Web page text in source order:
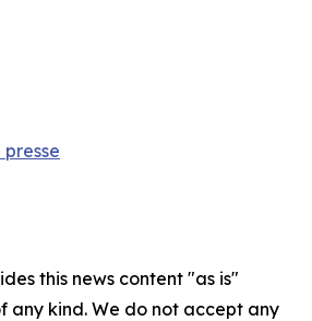
this news content "as is"
any kind. We do not accept any